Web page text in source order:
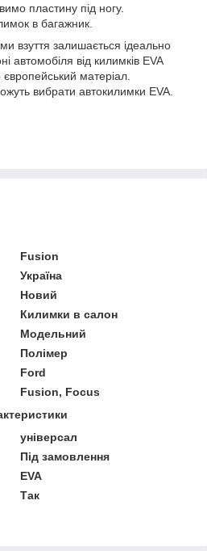
пластину під ногу.
в багажник.
взуття залишається ідеально
автомобіля від килимків EVA
матеріал.
вибрати автокилимки EVA.
Fusion
Україна
Новий
Килимки в салон
Модельний
Полімер
Ford
Fusion, Focus
універсал
Під замовлення
EVA
Так